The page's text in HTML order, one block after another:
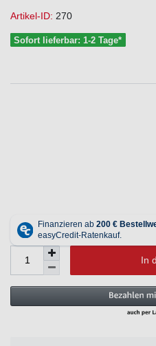
Artikel-ID: 270
Sofort lieferbar: 1-2 Tage*
In